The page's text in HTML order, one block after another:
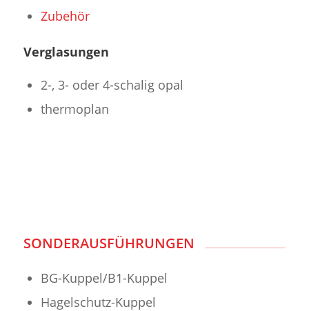
Zubehör
Verglasungen
2-, 3- oder 4-schalig opal
thermoplan
SONDERAUSFÜHRUNGEN
BG-Kuppel/B1-Kuppel
Hagelschutz-Kuppel